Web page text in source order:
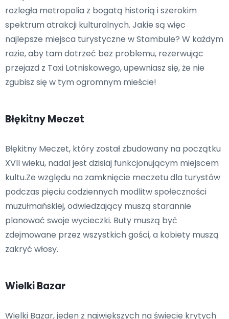
rozległa metropolia z bogatą historią i szerokim
spektrum atrakcji kulturalnych. Jakie są więc
najlepsze miejsca turystyczne w Stambule? W każdym
razie, aby tam dotrzeć bez problemu, rezerwując
przejazd z Taxi Lotniskowego, upewniasz się, że nie
zgubisz się w tym ogromnym mieście!
Błękitny Meczet
Błękitny Meczet, który został zbudowany na początku
XVII wieku, nadal jest dzisiaj funkcjonującym miejscem
kultu.Ze względu na zamknięcie meczetu dla turystów
podczas pięciu codziennych modlitw społeczności
muzułmańskiej, odwiedzający muszą starannie
planować swoje wycieczki. Buty muszą być
zdejmowane przez wszystkich gości, a kobiety muszą
zakryć włosy.
Wielki Bazar
Wielki Bazar, jeden z największych na świecie krytych